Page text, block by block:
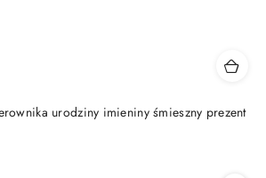
urodziny imieniny śmieszny prezent